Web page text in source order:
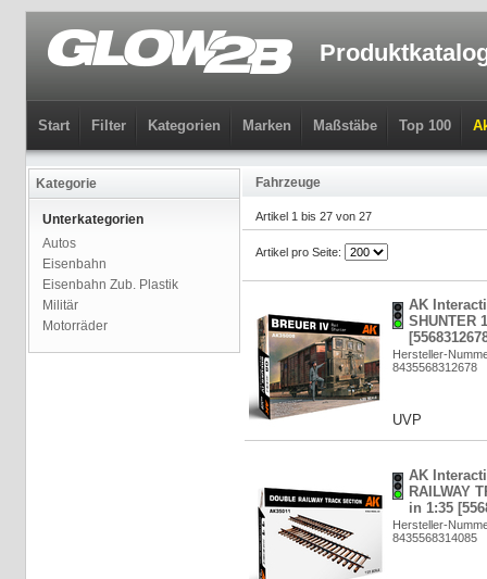
Start Filter Kategorien Marken Maßstäbe Top 100
Kategorie
Unterkategorien
Autos
Eisenbahn
Eisenbahn Zub. Plastik
Militär
Motorräder
Fahrzeuge
Artikel 1 bis 27 von 27
Artikel pro Seite:
AK
SHUNTER
Hersteller-
8435568312678
UVP
AK
RAILWAY
in 1:35
Hersteller-
8435568314085